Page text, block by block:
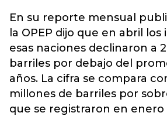
En su reporte mensual
la OPEP dijo que en abril
esas naciones declinaron a
barriles por debajo del
años. La cifra se compara
millones de barriles por
que se registraron en enero